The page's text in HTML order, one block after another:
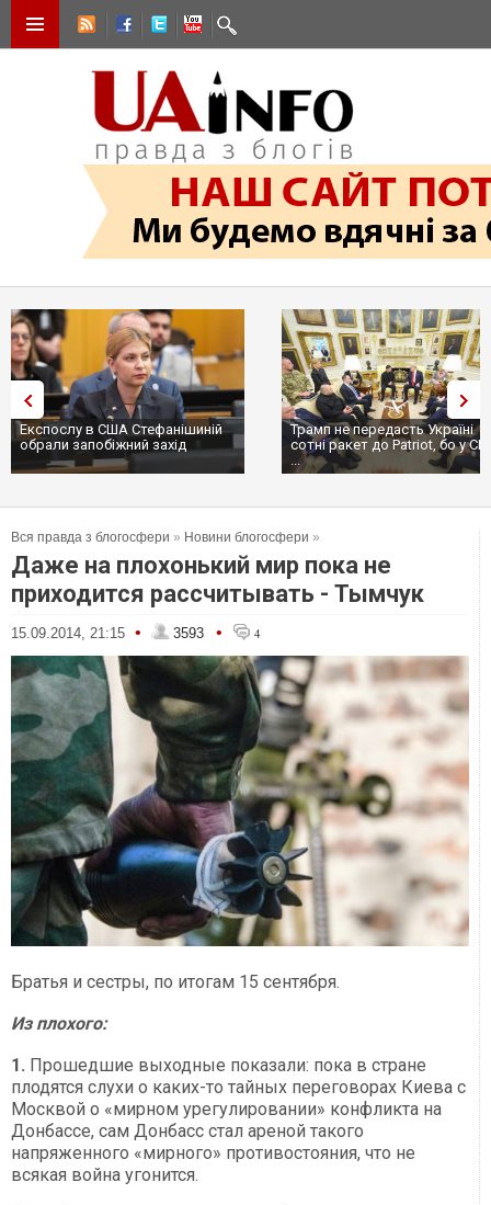
Трамп не передасть Україні
сотні ракет до Patriot, бо у США
...
Вибух у ресторані в
ціллю був головком ВКС
пр...
Вся правда з блогосфери » Новини блогосфери »
Даже на плохонький мир пока не
приходится рассчитывать - Тымчук
15.09.2014, 21:15 • 3593 • 4
Братья и сестры, по итогам 15 сентября.
Из плохого:
1. Прошедшие выходные показали: пока в стране
плодятся слухи о каких-то тайных переговорах Киева с
Москвой о «мирном урегулировании» конфликта на
Донбассе, сам Донбасс стал ареной такого
напряженного «мирного» противостояния, что не
всякая война угонится.